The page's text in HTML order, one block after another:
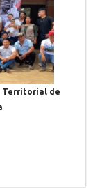
Territorial de